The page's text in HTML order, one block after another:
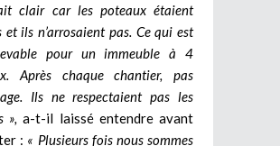
clair car les poteaux étaient
et ils n’arrosaient pas. Ce qui est
pour un immeuble à 4
Après chaque chantier, pas
Ils ne respectaient pas les
», a-t-il laissé entendre avant
: « Plusieurs fois nous sommes